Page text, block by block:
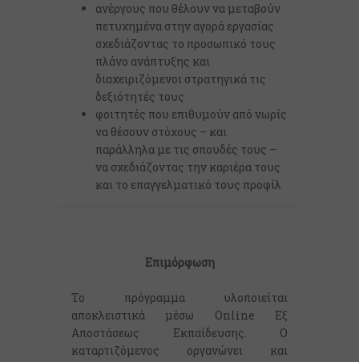
ανέργους που θέλουν να μεταβούν
πετυχημένα στην αγορά εργασίας
σχεδιάζοντας το προσωπικό τους
πλάνο ανάπτυξης και
διαχειριζόμενοι στρατηγικά τις
δεξιότητές τους
φοιτητές που επιθυμούν από νωρίς
να θέσουν στόχους – και
παράλληλα με τις σπουδές τους –
να σχεδιάζοντας την καριέρα τους
και το επαγγελματικό τους προφίλ
Επιμόρφωση
Το πρόγραμμα υλοποιείται
αποκλειστικά μέσω Online Εξ
Αποστάσεως Εκπαίδευσης. Ο
καταρτιζόμενος οργανώνει και